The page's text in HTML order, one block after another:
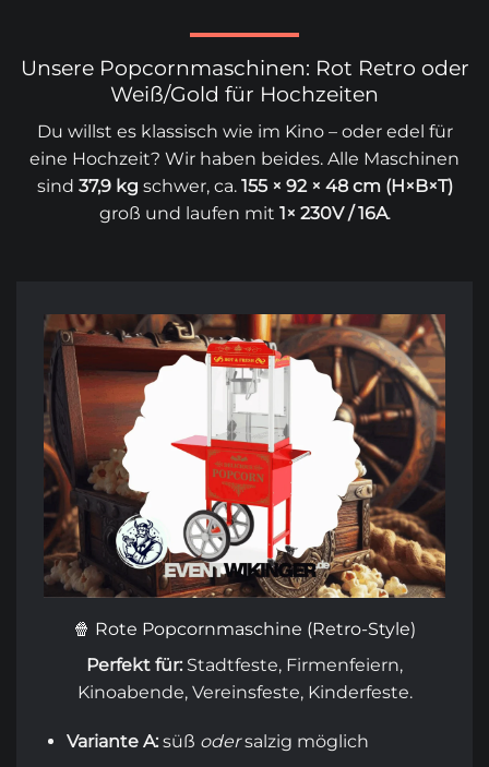
Unsere Popcornmaschinen: Rot Retro oder
Weiß/Gold für Hochzeiten
Du willst es klassisch wie im Kino – oder edel für
eine Hochzeit? Wir haben beides. Alle Maschinen
sind 37,9 kg schwer, ca. 155 × 92 × 48 cm (H×B×T)
groß und laufen mit 1× 230V / 16A.
🍿 Rote Popcornmaschine (Retro-Style)
Perfekt für: Stadtfeste, Firmenfeiern,
Kinoabende, Vereinsfeste, Kinderfeste.
Variante A:süß odersalzig möglich